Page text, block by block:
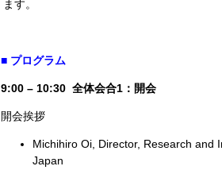
ます。
■ プログラム
9:00 – 10:30 全体会合1：開会
開会挨拶
Michihiro Oi, Director, Research and
Japan